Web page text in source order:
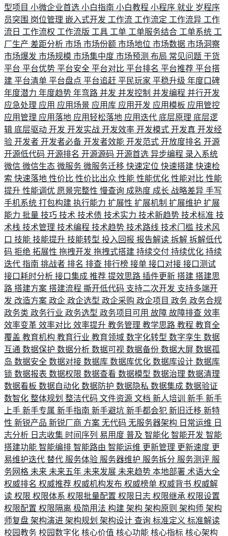
型项目 小微企业首选 小白指南 小白教程 小程序 就业 岁程序
员突围 岗位管理 嵌入式开发 工作流 工作流定 工作流异 工作
流日 工作流权 工作流版 工具 工单 工单服务结合 工单系统 工
厂生产 差距分析 市场 市场份额 市场地位 市场数据 市场洞察
市场爆发 市场规模 市场集中度 市场预测 布局 常见问题 干货
平台 平台优势 平台安全 平台对比 平台排名 平台推荐 平台搭
建 平台清单 平台盘点 平台追赶 平民玩家 平稳升级 年度口碑
年度潜力 年度趋势 年弯路 并发 并发控制 并发编程 并行开发
应急处理 应用 应用场景 应用库 应用开发 应用模板 应用管控
应用管理 应用落地 应用轻松落地 应用迭代 底层原理 底层逻
辑 底层驱动 开发 开发实战 开发效率 开发模式 开发真 开发经
验 开发者 开发者必备 开发者效能 开发范式 开放度排名 开源
开源低代码 开源排名 开源源码 开源首选 异步编程 录入系统
微信 微信生态 微服务 微服务迁移 快速定位 快速搭建 快速检
索 快速落地 性价比 性价比出众 性能 性能优化 性能对比 性能
提升 性能调优 愿景完整性 慢查询 成熟度 成长 战略差异 手写
手机系统 打包构建 执行能力 扩展性 扩展机制 扩展维护 扩展
能力 批量 技巧 技术 技术债 技术实力 技术新趋势 技术标准 技
术栈 技术管理 技术编程 技术趋势 技术路线 技术门槛 技术风
口 技能 技能提升 技能转型 投入回报 报告解读 拆解 拆解低代
码 拒绝 拓展性 拖拽开发 拖拽式搭建 持续交付 持续优化 持续
迭代 指南 挑战者 排名 排查 排行榜 接单 接口对接 接口测试
接口耗时分析 接口集成 推荐 提效思路 插件更新 搭建 搭建思
路 搭建方案 搭建流程 撕开低代码 支持二次开发 支持多端开
发 改造方案 政企 政企选型 政企采购 政企项目 政务 政务合规
政务类 政务行业 政务选型 政务项目可用 故障 故障排查 效率
效率变革 效率对比 效率提升 教务管理 教学思路 教程 教育全
覆盖 教育机构 教育行业 教育领域 数字化转型 数字孪生 数据
互通 数据保护 数据分析 数据可视 数据备份 数据大屏 数据孤
岛 数据安全 数据对接 数据库 数据库优化 数据库设计 数据库
锁 数据报表 数据权限 数据查看 数据模型 数据治理 数据清理
数据看板 数据自动化 数据防护 数据隐私 数据集成 数据验证
数智化 整体规划 整洁代码 文件资源 文档 新人培训 新手 新手
上手 新手专属 新手指南 新手避坑 新手都会犯 新旧迁移 新特
性 新锐产品 新锐厂商 方案 无代码 无服务器架构 日常运维 日
志分析 日志收集 时间序列 易用度 普及 智能化 智能开发 智能
搭建功能 智能编排 智能路由 智能运维 更新管理 更新速度 更
易维护迭代 替代 服务体验 服务器维护 服务拆分 服务测评 服
务网格 未来 未来五年 未来发展 未来趋势 本地部署 术语大全
权威排名 权威推荐 权威机构发布 权威榜单 权威背书 权威解
读 权限 权限体系 权限批量配置 权限日志 权限继承 权限设置
权限配置 权限隔离 极简用法 构建 架构 架构原则 架构师 架构
师复盘 架构演进 架构规划 架构设计 查询 标准定义 标准解读
校园教务 校园数字化 核心价值 核心功能 核心指标 核心架构